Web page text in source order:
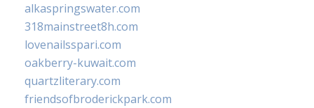
alkaspringswater.com
318mainstreet8h.com
lovenailsspari.com
oakberry-kuwait.com
quartzliterary.com
friendsofbroderickpark.com